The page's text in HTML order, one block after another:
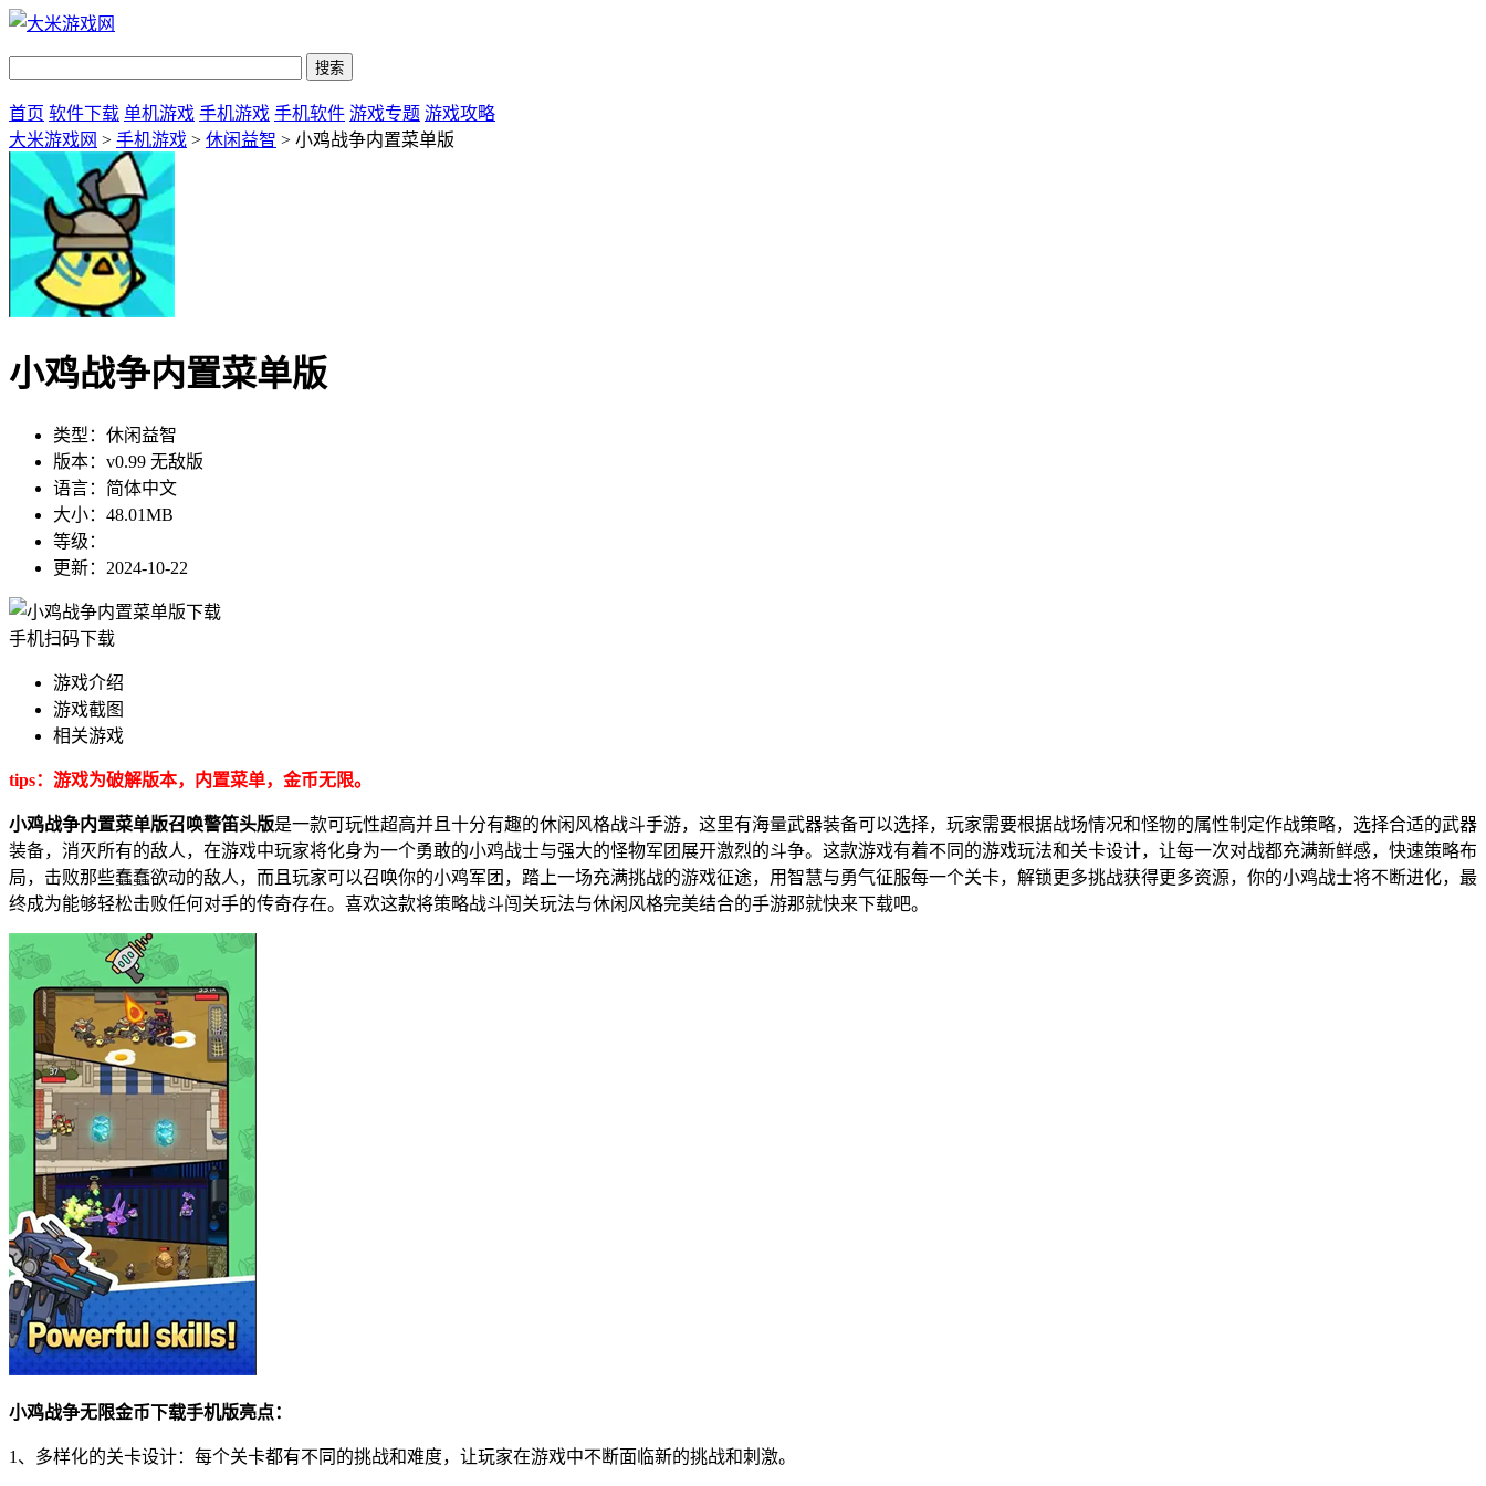
首页 软件下载 单机游戏 手机游戏 手机软件 游戏专题 游戏攻略
大米游戏网 > 手机游戏 > 休闲益智 > 小鸡战争内置菜单版
小鸡战争内置菜单版
类型： 休闲益智
版本： v0.99 无敌版
语言： 简体中文
大小： 48.01MB
等级：
更新： 2024-10-22
手机扫码下载
游戏介绍
游戏截图
相关游戏
tips：游戏为破解版本，内置菜单，金币无限。
小鸡战争内置菜单版召唤警笛头版是一款可玩性超高并且十分有趣的休闲风格战斗手游，这里有海量武器装备可以选择，玩家需要根据战场情况和怪物的属性制定作战策略，选择合适的武器
装备，消灭所有的敌人，在游戏中玩家将化身为一个勇敢的小鸡战士与强大的怪物军团展开激烈的斗争。这款游戏有着不同的游戏玩法和关卡设计，让每一次对战都充满新鲜感，快速策略布
局，击败那些蠢蠢欲动的敌人，而且玩家可以召唤你的小鸡军团，踏上一场充满挑战的游戏征途，用智慧与勇气征服每一个关卡，解锁更多挑战获得更多资源，你的小鸡战士将不断进化，最
终成为能够轻松击败任何对手的传奇存在。喜欢这款将策略战斗闯关玩法与休闲风格完美结合的手游那就快来下载吧。
小鸡战争无限金币下载手机版亮点：
1、多样化的关卡设计：每个关卡都有不同的挑战和难度，让玩家在游戏中不断面临新的挑战和刺激。